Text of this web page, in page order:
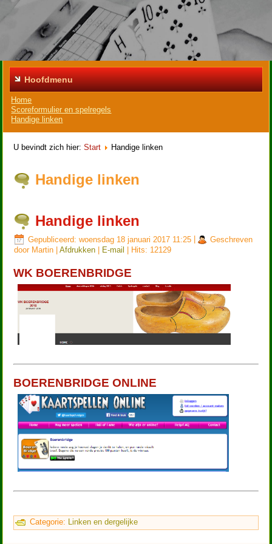
Hoofdmenu
Home
Scoreformulier en spelregels
Handige linken
U bevindt zich hier:Start Handige linken
Handige linken
Handige linken
Gepubliceerd: woensdag 18 januari 2017 11:25
Geschreven
door Martin |Afdrukken E-mail | Hits: 12129
WK BOERENBRIDGE
BOERENBRIDGE ONLINE
Categorie: Linken en dergelijke